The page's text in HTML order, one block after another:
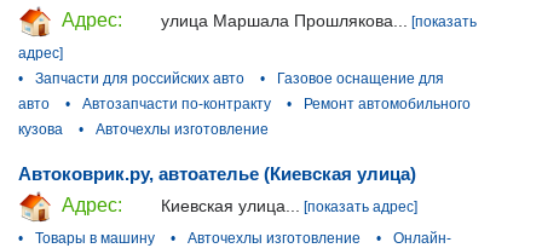
Адрес:
улица Маршала Прошлякова... [показать
адрес]
•
Запчасти для российских авто •
Газовое оснащение для
авто
• Автозапчасти по-контракту •
Ремонт автомобильного
кузова
• Авточехлы изготовление
Автоковрик.ру, автоателье (Киевская улица)
Адрес:
Киевская улица...
[показать адрес]
•
Товары в машину • Авточехлы изготовление •
Онлайн-